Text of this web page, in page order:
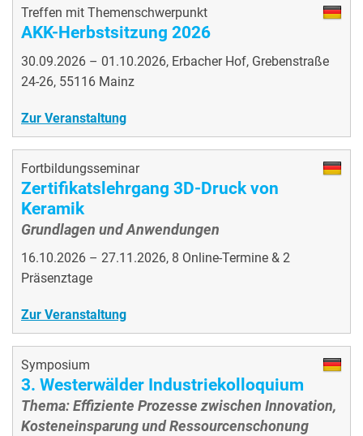
Treffen mit Themenschwerpunkt
AKK-Herbstsitzung 2026
30.09.2026 – 01.10.2026, Erbacher Hof, Grebenstraße
24-26, 55116 Mainz
Zur Veranstaltung
Fortbildungsseminar
Zertifikatslehrgang 3D-Druck von
Keramik
Grundlagen und Anwendungen
16.10.2026 – 27.11.2026, 8 Online-Termine & 2
Präsenztage
Zur Veranstaltung
Symposium
3. Westerwälder Industriekolloquium
Thema: Effiziente Prozesse zwischen Innovation,
Kosteneinsparung und Ressourcenschonung